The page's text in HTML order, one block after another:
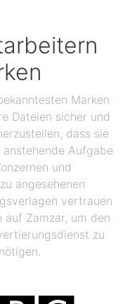
Marken
Dateien sicher und
dass sie
Aufgabe
und
angesehenen
vertrauen
Zamzar, um den
zu